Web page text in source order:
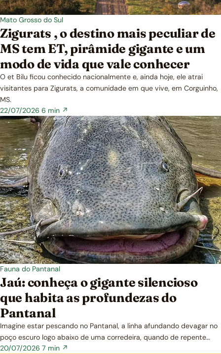
Mato Grosso do Sul
Zigurats , o destino mais peculiar de
MS tem ET, pirâmide gigante e um
modo de vida que vale conhecer
O et Bilu ficou conhecido nacionalmente e, ainda hoje, ele atrai
visitantes para Zigurats, a comunidade em que vive, em Corguinho,
MS.
22/07/2026 6 min ↗
Fauna do Pantanal
Jaú: conheça o gigante silencioso
que habita as profundezas do
Pantanal
Imagine estar pescando no Pantanal, a linha afundando devagar no
poço escuro logo abaixo de uma corredeira, quando de repente…
20/07/2026 7 min ↗